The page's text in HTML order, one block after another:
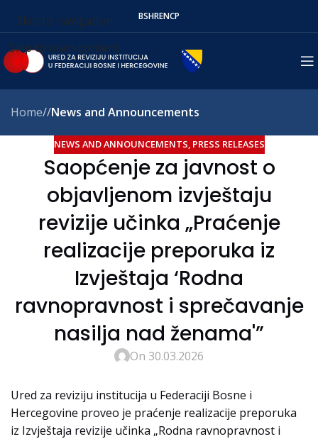
Skip to navigation
Skip to main content
BSHRENСР
Home/ News and Announcements
NEWS AND ANNOUNCEMENTS, PRESS RELEASES
Saopćenje za javnost o
objavljenom izvještaju
revizije učinka „Praćenje
realizacije preporuka iz
Izvještaja ‘Rodna
ravnopravnost i sprečavanje
nasilja nad ženama'”
On 30.03.2026
Ured za reviziju institucija u Federaciji Bosne i
Hercegovine proveo je praćenje realizacije preporuka
iz Izvještaja revizije učinka „Rodna ravnopravnost i